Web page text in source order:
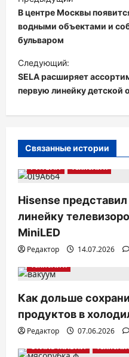
а
в
и
г
а
я
п
о
з
а
п
и
с
В центре Москвы
водными объектами и
бульваром
Следующий:
SELA расширяет
первую линейку детской
Связанные истории
РИТЕЙЛ
ТехноХит.
Hisense
линейку
MiniLED
Редактор 14.07.2026
ТехноХит.
Как дольше
продуктов в
Редактор 07.06.2026
СТИЛЬ ЖИЗНИ